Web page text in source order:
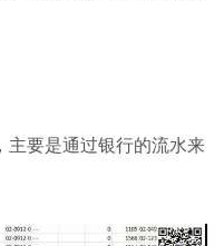
主要是通过银行的流水来